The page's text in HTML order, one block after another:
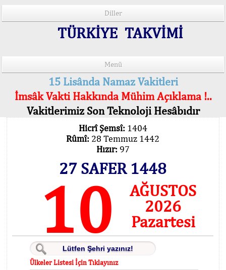
Diller
TÜRKİYE TAKVİMİ
Menü
15 Lisânda Namaz Vakitleri
İmsâk Vakti Hakkında Mühim Açıklama !..
Vakitlerimiz Son Teknoloji Hesâbıdır
Hicrî Şemsî: 1404
Rûmî: 28 Temmuz 1442
Hızır: 97
27 SAFER 1448
10
AĞUSTOS
2026
Pazartesi
Ülkeler Listesi İçin Tıklayınız